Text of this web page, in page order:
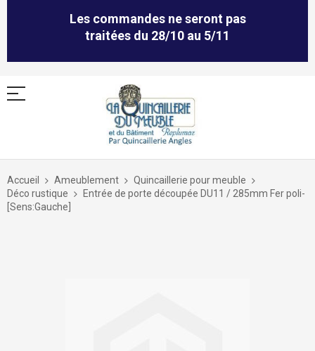
Les commandes ne seront pas
traitées du 28/10 au 5/11
Allez
contenu
Accueil Ameublement
Quincaillerie pour meuble
Déco rustique
Entrée de porte découpée DU11 / 285mm Fer poli-
[Sens:Gauche]